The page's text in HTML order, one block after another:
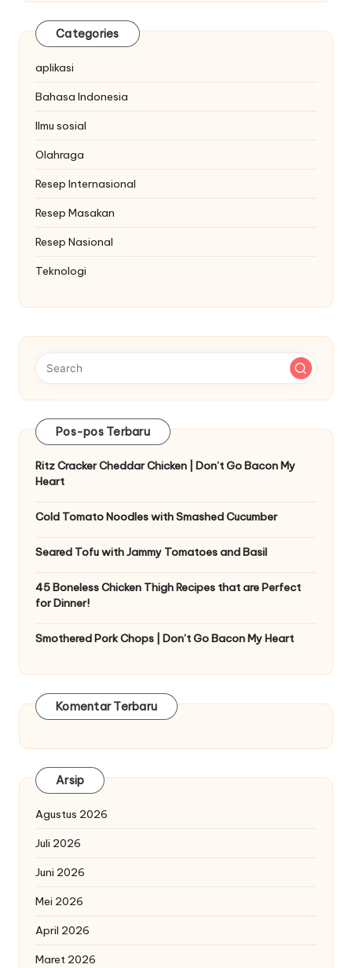
Categories
aplikasi
Bahasa Indonesia
Ilmu sosial
Olahraga
Resep Internasional
Resep Masakan
Resep Nasional
Teknologi
Pos-pos Terbaru
Ritz Cracker Cheddar Chicken | Don’t Go Bacon My
Heart
Cold Tomato Noodles with Smashed Cucumber
Seared Tofu with Jammy Tomatoes and Basil
45 Boneless Chicken Thigh Recipes that are Perfect
for Dinner!
Smothered Pork Chops | Don’t Go Bacon My Heart
Komentar Terbaru
Arsip
Agustus 2026
Juli 2026
Juni 2026
Mei 2026
April 2026
Maret 2026